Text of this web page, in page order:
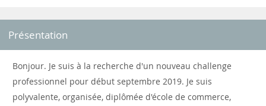
Présentation
Bonjour. Je suis à la recherche d'un nouveau challenge
professionnel pour début septembre 2019. Je suis
polyvalente, organisée, diplômée d'école de commerce,